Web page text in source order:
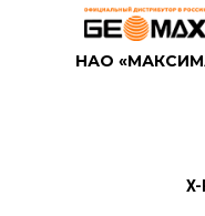
НАО
X-